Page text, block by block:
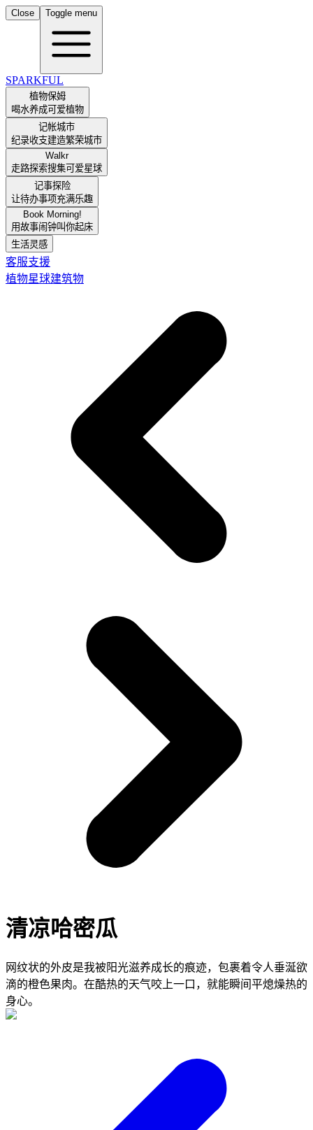
Close Toggle menu
SPARKFUL
植物保姆
喝水养成可爱植物
记帐城市
纪录收支建造繁荣城市
Walkr
走路探索搜集可爱星球
记事探险
让待办事项充满乐趣
Book Morning!
用故事闹钟叫你起床
生活灵感
客服支援
植物星球建筑物
清凉哈密瓜
网纹状的外皮是我被阳光滋养成长的痕迹，包裹着令人垂涎欲
滴的橙色果肉。在酷热的天气咬上一口，就能瞬间平熄燥热的
身心。